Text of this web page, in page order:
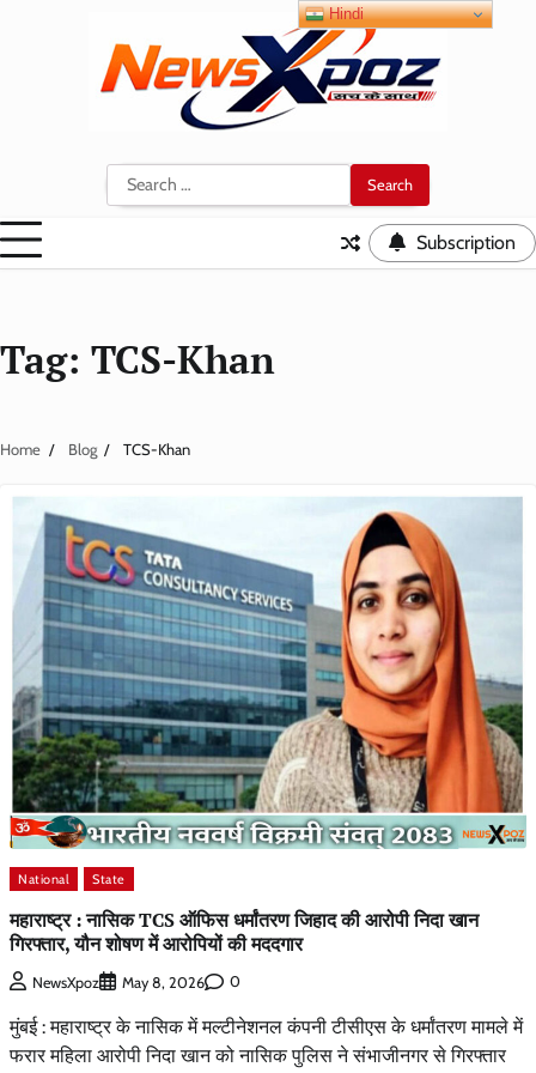
Search
for:
Subscription
Tag: TCS-Khan
Home Blog TCS-Khan
National State
महाराष्ट्र : नासिक TCS ऑफिस धर्मांतरण जिहाद की आरोपी निदा खान
गिरफ्तार, यौन शोषण में आरोपियों की मददगार
NewsXpoz May 8, 2026 0
मुंबई : महाराष्ट्र के नासिक में मल्टीनेशनल कंपनी टीसीएस के धर्मांतरण मामले में
फरार महिला आरोपी निदा खान को नासिक पुलिस ने संभाजीनगर से गिरफ्तार
Hindi